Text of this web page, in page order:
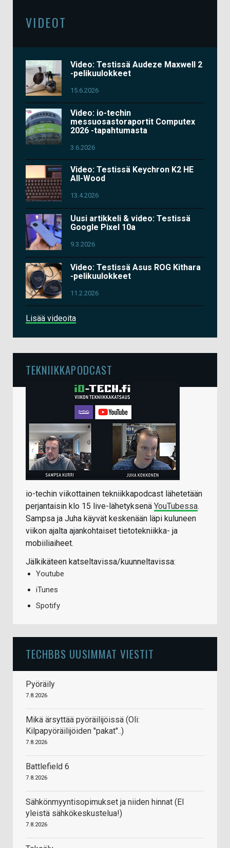
VIDEOT
Video: Testissä Audeze Maxwell 2
-pelikuulokkeet
15.6.2026
Video: io-techin
messuosastoraportit Computex
2026 -tapahtumasta
3.6.2026
Video: Testissä Keychron K2 HE
All-Wood
13.4.2026
Uusi artikkeli & video: Testissä
Google Pixel 10a
9.3.2026
Video: Testissä Asus ROG Kithara
-pelikuulokkeet
11.2.2026
Lisää videoita
TEKNIIKKAPODCAST
io-techin viikottainen tekniikkapodcast lähetetään
perjantaisin klo 15 live-lähetyksenä YouTubessa.
Sampsa ja Juha käyvät keskenään läpi kuluneen
viikon ajalta ajankohtaiset tietotekniikka- ja
mobiiliaiheet.
Jälkikäteen katseltavissa/kuunneltavissa:
Youtube
iTunes
Spotify
TECHBBS UUSIMMAT VIESTIT
Pyöräily
7.8.2026
Mikä ärsyttää pyöräilijöissä (Oli:
Kilpapyöräilijöiden "pakat"..)
7.8.2026
Battlefield 6
7.8.2026
Sähkönmyyntisopimukset ja niiden hinnat (EI
yleistä sähkökeskustelua!)
7.8.2026